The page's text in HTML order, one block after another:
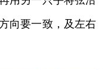
向要一致，及左右